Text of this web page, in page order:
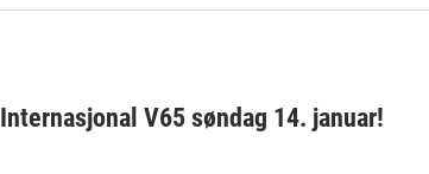
Internasjonal V65 søndag 14. januar!